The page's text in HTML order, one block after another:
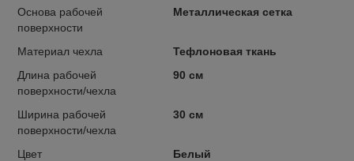
Основа рабочей
поверхности
Металлическая сетка
Материал чехла
Тефлоновая ткань
Длина рабочей
поверхности/чехла
90 см
Ширина рабочей
поверхности/чехла
30 см
Цвет
Белый